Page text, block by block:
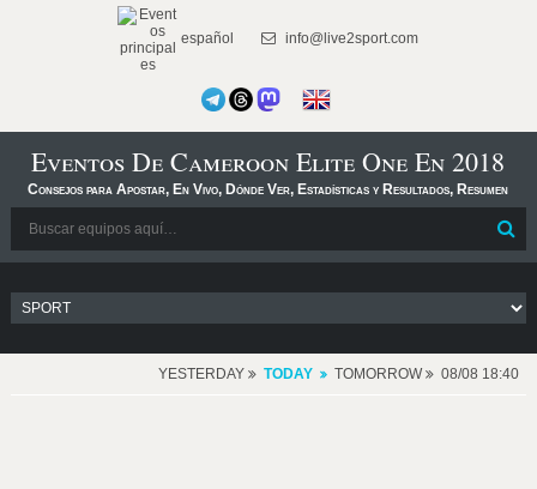
español info@live2sport.com
Eventos De Cameroon Elite One En 2018
Consejos para Apostar, En Vivo, Dónde Ver, Estadísticas y Resultados, Resumen
YESTERDAY TODAY TOMORROW 08/08 18:40